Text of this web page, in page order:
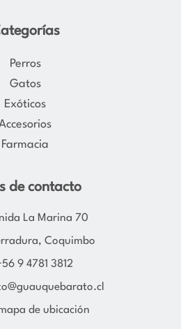
Perros
Gatos
Exóticos
Farmacia
de contacto
La Marina 70
Coquimbo
9 4781 3812
de ubicación